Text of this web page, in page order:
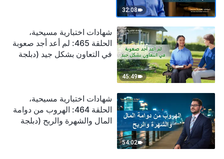
32:08
45:49
شهادات اختبارية مسيحية،
الحلقة 465: لم أعد أجد صعوبة
في التعاون بشكل جيد (دبلجة
54:02
شهادات اختبارية مسيحية،
الحلقة 464: الهروب من دوامة
المال والشهرة والربح (دبلجة